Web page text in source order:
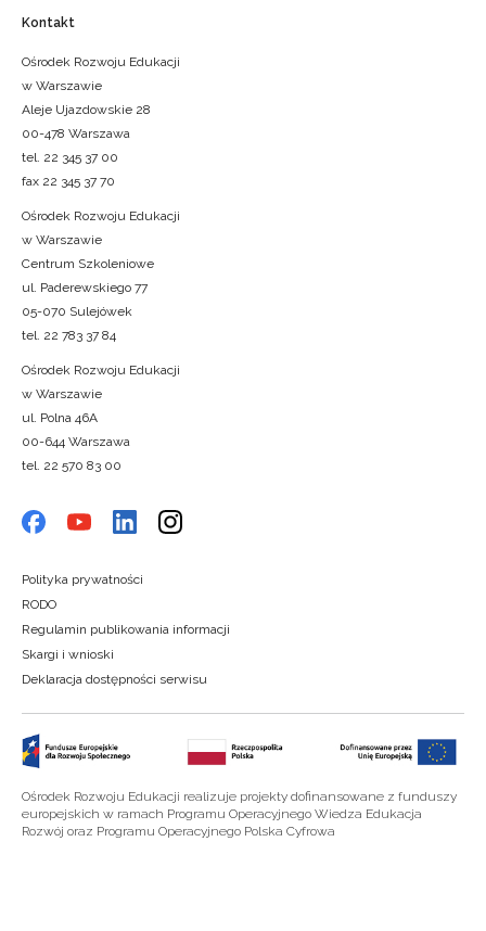
Kontakt
Ośrodek Rozwoju Edukacji
w Warszawie
Aleje Ujazdowskie 28
00-478 Warszawa
tel. 22 345 37 00
fax 22 345 37 70
Ośrodek Rozwoju Edukacji
w Warszawie
Centrum Szkoleniowe
ul. Paderewskiego 77
05-070 Sulejówek
tel. 22 783 37 84
Ośrodek Rozwoju Edukacji
w Warszawie
ul. Polna 46A
00-644 Warszawa
tel. 22 570 83 00
Polityka prywatności
RODO
Regulamin publikowania informacji
Skargi i wnioski
Deklaracja dostępności serwisu
Ośrodek Rozwoju Edukacji realizuje projekty dofinansowane z funduszy
europejskich w ramach Programu Operacyjnego Wiedza Edukacja
Rozwój oraz Programu Operacyjnego Polska Cyfrowa